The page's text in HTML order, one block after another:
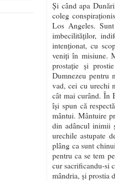
Și când apa
coleg
Los Angeles.
imbecilităților,
intenționat, cu
veniți în misiune.
prostație și
Dumnezeu pentru
vad, cei cu urechi
cât mai curând. În
își spun că
mântui. Mântuire
din adâncul inimii
urechile astupate
plâng ca sunt
pentru ca se tem
cur sacrificandu-si
mândria, și prostia